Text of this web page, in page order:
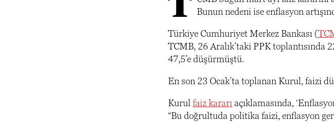
Bunun nedeni ise enflasyon
Türkiye Cumhuriyet Merkez Bankası (
TCMB, 26 Aralık’taki PPK
47,5’e düşürmüştü.
En son 23 Ocak’ta toplanan Kurul, faizi
Kurul faiz kararı açıklamasında,
“Bu doğrultuda politika faizi, enflasyon